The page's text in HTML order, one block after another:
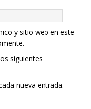
y sitio web en este
siguientes
nueva entrada.